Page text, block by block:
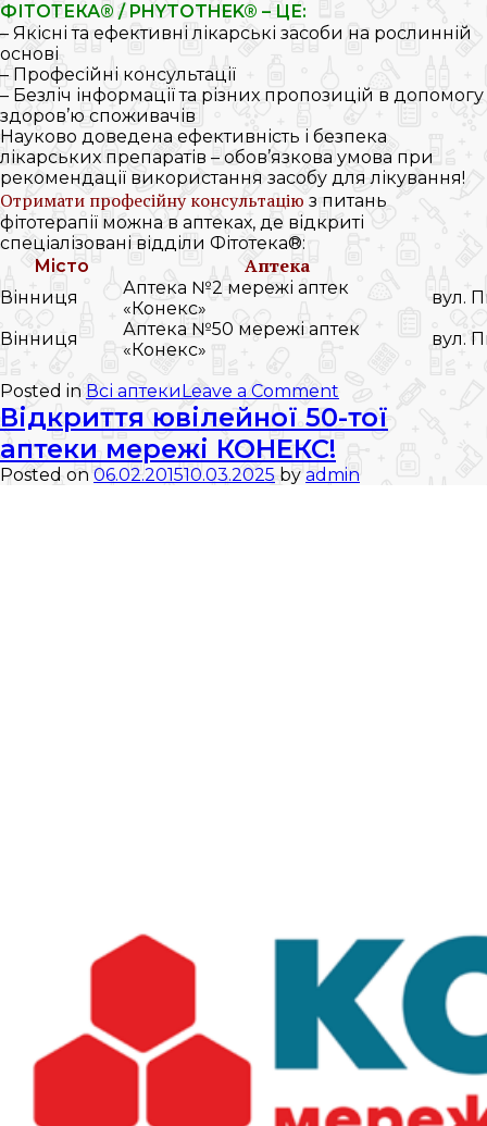
ФІТОТЕКА® / PHYTOTHEK® – ЦЕ:
– Якісні та ефективні лікарські засоби на рослинній
основі
– Професійні консультації
– Безліч інформації та різних пропозицій в допомогу
здоров’ю споживачів
Науково доведена ефективність і безпека
лікарських препаратів – обов’язкова умова при
рекомендації використання засобу для лікування!
Отримати професійну консультацію з питань
фітотерапії можна в аптеках, де відкриті
спеціалізовані відділи Фітотека®:
Місто
Аптека
Вінниця
Аптека №2 мережі аптек
«Конекс»
вул.
Вінниця
Аптека №50 мережі аптек
«Конекс»
вул.
Posted in Всі аптекиLeave a Comment
Фітотека®
–
природи
Відкриття ювілейної 50-тої
аптеки мережі КОНЕКС!
Posted on 06.02.201510.03.2025 by admin